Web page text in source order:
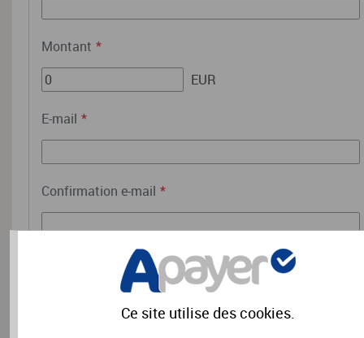
Montant *
EUR
E-mail *
Confirmation e-mail *
RENSEIGNEMENTS COMPLÉMENTAIRES
Ce site utilise descookies.